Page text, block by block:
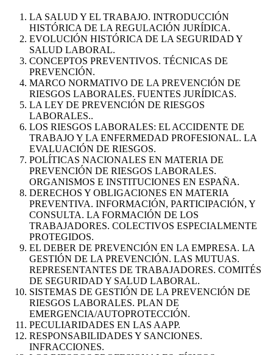
LA SALUD Y EL TRABAJO. INTRODUCCIÓN
HISTÓRICA DE LA REGULACIÓN JURÍDICA.
EVOLUCIÓN HISTÓRICA DE LA SEGURIDAD Y
SALUD LABORAL.
CONCEPTOS PREVENTIVOS. TÉCNICAS DE
PREVENCIÓN.
MARCO NORMATIVO DE LA PREVENCIÓN DE
RIESGOS LABORALES. FUENTES JURÍDICAS.
LA LEY DE PREVENCIÓN DE RIESGOS
LABORALES..
LOS RIESGOS LABORALES: EL ACCIDENTE DE
TRABAJO Y LA ENFERMEDAD PROFESIONAL. LA
EVALUACIÓN DE RIESGOS.
POLÍTICAS NACIONALES EN MATERIA DE
PREVENCIÓN DE RIESGOS LABORALES.
ORGANISMOS E INSTITUCIONES EN ESPAÑA.
DERECHOS Y OBLIGACIONES EN MATERIA
PREVENTIVA. INFORMACIÓN, PARTICIPACIÓN, Y
CONSULTA. LA FORMACIÓN DE LOS
TRABAJADORES. COLECTIVOS ESPECIALMENTE
PROTEGIDOS.
EL DEBER DE PREVENCIÓN EN LA EMPRESA. LA
GESTIÓN DE LA PREVENCIÓN. LAS MUTUAS.
REPRESENTANTES DE TRABAJADORES. COMITÉS
DE SEGURIDAD Y SALUD LABORAL.
SISTEMAS DE GESTIÓN DE LA PREVENCIÓN DE
RIESGOS LABORALES. PLAN DE
EMERGENCIA/AUTOPROTECCIÓN.
PECULIARIDADES EN LAS AAPP.
RESPONSABILIDADES Y SANCIONES.
INFRACCIONES.